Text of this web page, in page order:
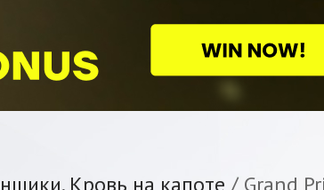
Кровь на капоте / Grand